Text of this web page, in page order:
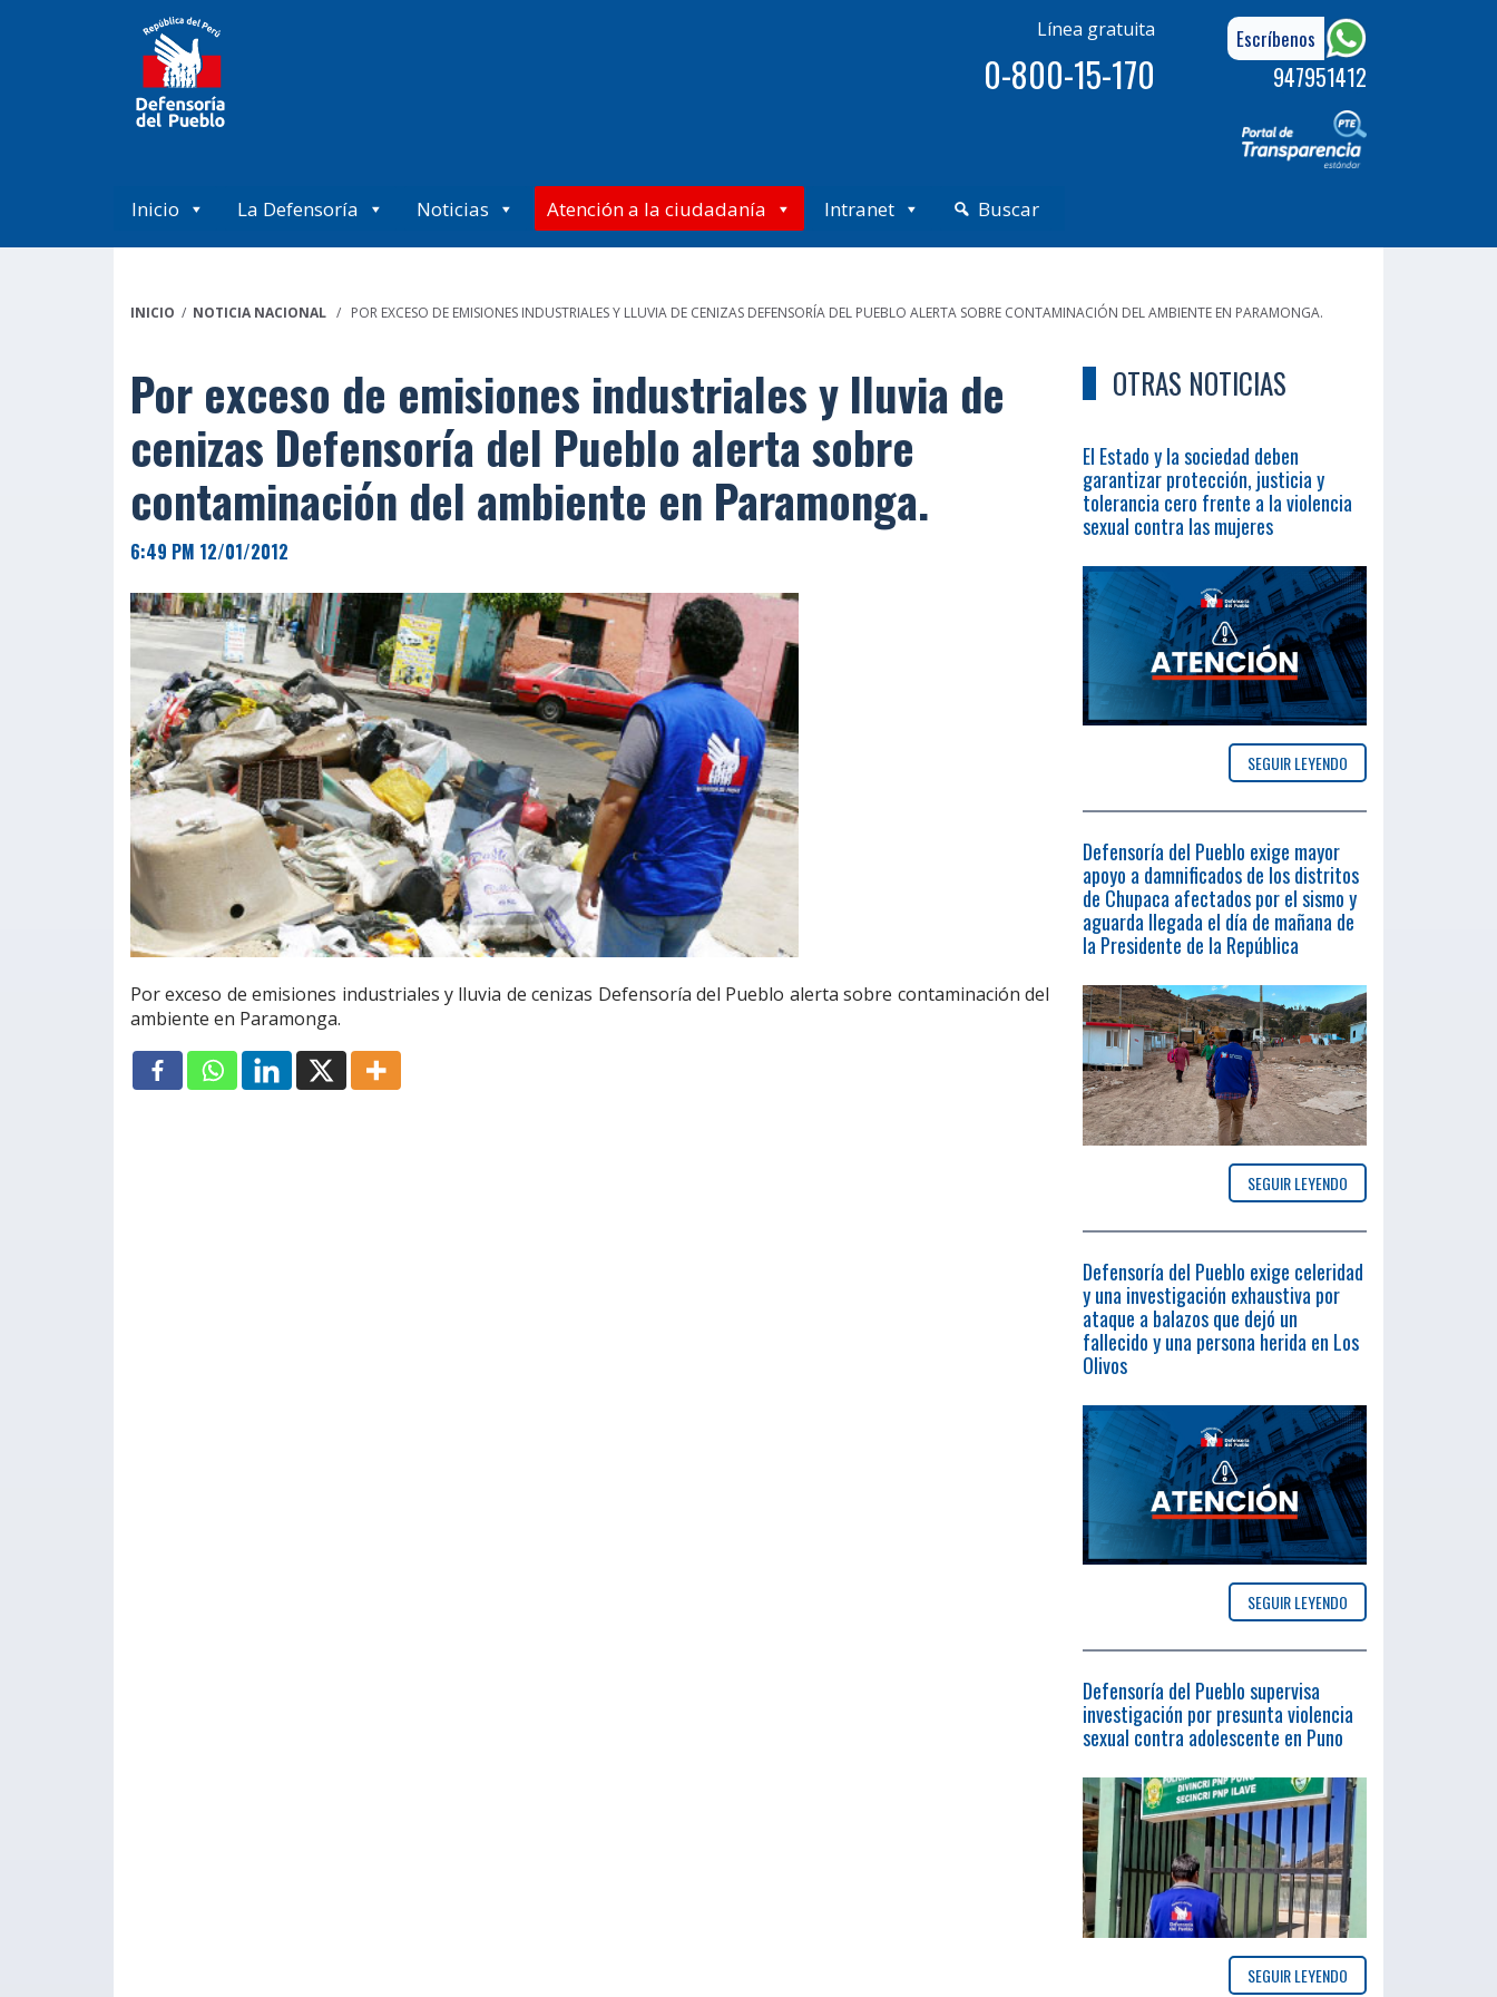
Línea gratuita
0-800-15-170
Escríbenos
947951412
Inicio La Defensoría Noticias Atención a la ciudadanía Intranet Buscar
INICIO / NOTICIA NACIONAL / POR EXCESO DE EMISIONES INDUSTRIALES Y LLUVIA DE CENIZAS DEFENSORÍA DEL PUEBLO ALERTA SOBRE CONTAMINACIÓN DEL AMBIENTE EN PARAMONGA.
Por exceso de emisiones industriales y lluvia de
cenizas Defensoría del Pueblo alerta sobre
contaminación del ambiente en Paramonga.
6:49 PM 12/01/2012
Por exceso de emisiones industriales y lluvia de cenizas Defensoría del Pueblo alerta sobre contaminación del
ambiente en Paramonga.
OTRAS NOTICIAS
El Estado y la sociedad deben
garantizar protección, justicia y
tolerancia cero frente a la violencia
sexual contra las mujeres
SEGUIR LEYENDO
Defensoría del Pueblo exige mayor
apoyo a damnificados de los distritos
de Chupaca afectados por el sismo y
aguarda llegada el día de mañana de
la Presidente de la República
SEGUIR LEYENDO
Defensoría del Pueblo exige celeridad
y una investigación exhaustiva por
ataque a balazos que dejó un
fallecido y una persona herida en Los
Olivos
SEGUIR LEYENDO
Defensoría del Pueblo supervisa
investigación por presunta violencia
sexual contra adolescente en Puno
SEGUIR LEYENDO